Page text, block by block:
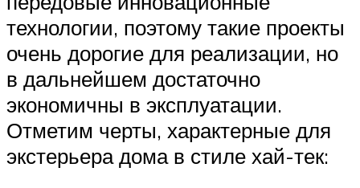
технологии, поэтому такие проекты
очень дорогие для реализации, но
в дальнейшем достаточно
экономичны в эксплуатации.
Отметим черты, характерные для
экстерьера дома в стиле хай-тек: